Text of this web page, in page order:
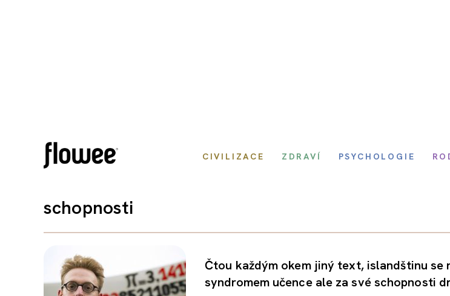
CIVILIZACE ZDRAVÍ PSYCHOLOGIE
schopnosti
Čtou každým okem jiný text, islandštinu se
syndromem učence ale za své schopnosti